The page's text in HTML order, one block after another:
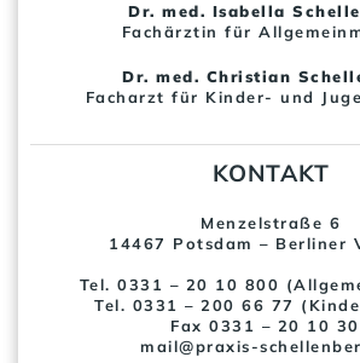
Dr. med. Isabella
Fachärztin für
Dr. med. Christian
Facharzt für Kinder- und
KONTAKT
Menzelstraße 6
14467 Potsdam – Berliner
Tel. 0331 – 20 10 800
Tel. 0331 – 200 66 77
Fax 0331 – 20 10
mail@praxis-